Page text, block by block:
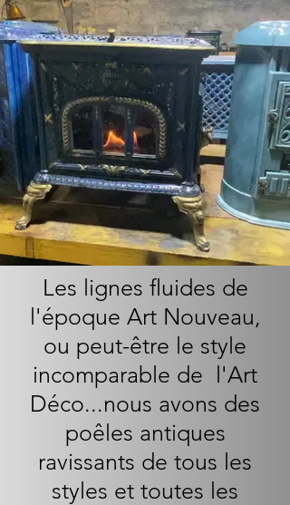
Les lignes fluides de
l'époque Art Nouveau,
ou peut-être le style
incomparable de l'Art
Déco...nous avons des
poêles antiques
ravissants de tous les
styles et toutes les